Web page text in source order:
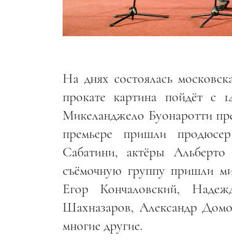
На днях состоялась
прокате картина пойдёт с
Микеланджело Буонаротти
премьере пришли
Сабатини, актёры
съёмочную группу пришли
Егор Кончаловский,
Шахназаров, Александр
многие другие.